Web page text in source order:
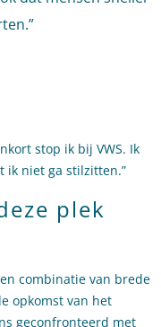
stop ik bij VWS. Ik
ik niet ga stilzitten.”
plek
combinatie van brede
opkomst van het
geconfronteerd met